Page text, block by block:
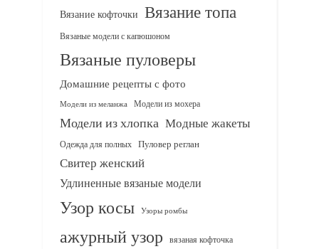
Вязание кофточки Вязание топа
Вязаные модели с капюшоном
Вязаные пуловеры
Домашние рецепты с фото
Модели из меланжа Модели из мохера
Модели из хлопка Модные жакеты
Одежда для полных Пуловер реглан
Свитер женский
Удлиненные вязаные модели
Узор косы Узоры ромбы
ажурный узор вязаная кофточка